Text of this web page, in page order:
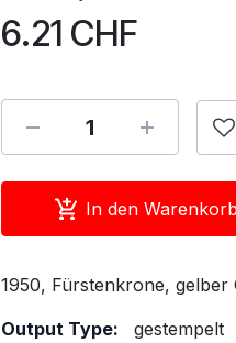
6.21 CHF
In den Warenkorb
1950, Fürstenkrone, gelber
Output Type:
gestempelt